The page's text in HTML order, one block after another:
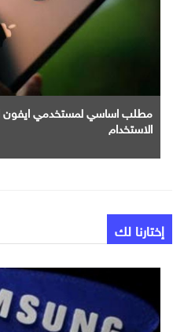
مطلب اساسي لمستخدمي ايفون
الاستخدام
إختارنا لك